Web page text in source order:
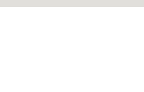
ЕВРОПА